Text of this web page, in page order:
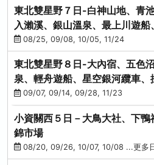
東北雙星野７日-白神山地、青
入瀨溪、銀山溫泉、最上川遊
進免稅店)(仙/青)
08/25, 09/08, 10/05, 11/24
東北雙星野８日-大內宿、五色
泉、輕舟遊船、星空銀河纜車
(不進免稅店)(仙/青)
09/07, 09/14, 09/28, 11/23
小資關西５日－大鳥大社、下鴨
錦市場
08/20, 09/26, 10/07, 10/08 ...更多